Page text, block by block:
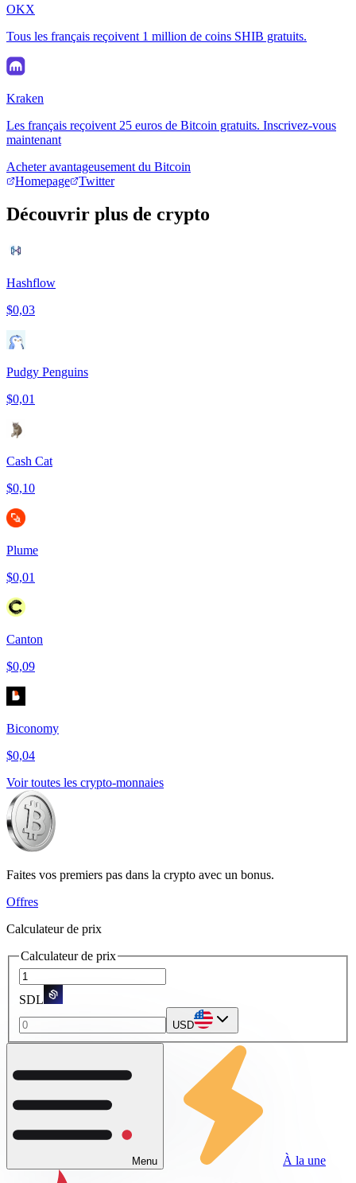
OKX
Tous les français reçoivent 1 million de coins SHIB gratuits.
Kraken
Les français reçoivent 25 euros de Bitcoin gratuits. Inscrivez-vous
maintenant
Acheter avantageusement du Bitcoin
Homepage
Twitter
Découvrir plus de crypto
Hashflow
$0,03
Pudgy Penguins
$0,01
Cash Cat
$0,10
Plume
$0,01
Canton
$0,09
Biconomy
$0,04
Voir toutes les crypto-monnaies
Faites vos premiers pas dans la crypto avec un bonus.
Offres
Calculateur de prix
Calculateur de prix
SDL
USD
Menu À la une